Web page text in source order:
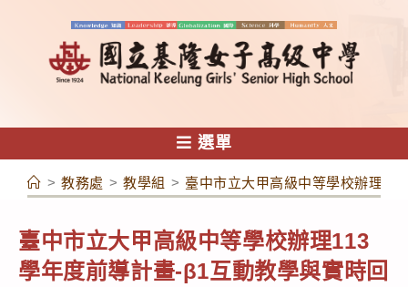
容
選單
> 教務處 > 教學組 > 臺中市立大甲高級中等學校辦理
臺中市立大甲高級中等學校辦理113
學年度前導計畫-β1互動教學與實時回